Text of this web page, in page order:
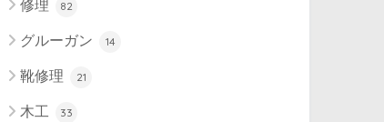
修理 82
グルーガン 14
靴修理 21
木工 33